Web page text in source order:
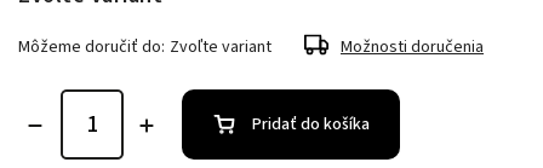
Môžeme doručiť do: Zvoľte variant Možnosti doručenia
Pridať do košíka